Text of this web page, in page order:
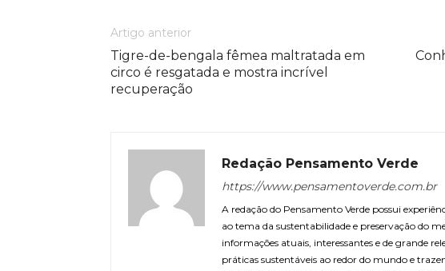
Artigo anterior
Tigre-de-bengala fêmea maltratada em
circo é resgatada e mostra incrível
recuperação
Redação Pensamento Verde
https://www.pensamentoverde.com.br
A redação do Pensamento Verde possui
ao tema da sustentabilidade e preservação do
informações atuais, interessantes e de grande
práticas sustentáveis ao redor do mundo e